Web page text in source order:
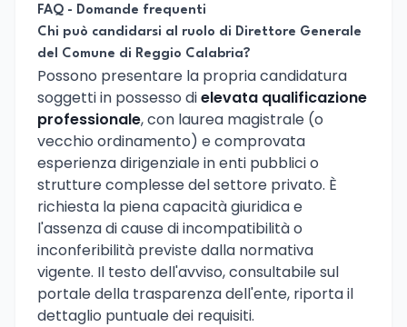
FAQ - Domande frequenti
Chi può candidarsi al ruolo di Direttore Generale
del Comune di Reggio Calabria?
Possono presentare la propria candidatura
soggetti in possesso dielevata qualificazione
professionale, con laurea magistrale (o
vecchio ordinamento) e comprovata
esperienza dirigenziale in enti pubblici o
strutture complesse del settore privato. È
richiesta la piena capacità giuridica e
l'assenza di cause di incompatibilità o
inconferibilità previste dalla normativa
vigente. Il testo dell'avviso, consultabile sul
portale della trasparenza dell'ente, riporta il
dettaglio puntuale dei requisiti.